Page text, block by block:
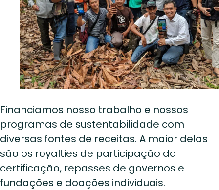
Financiamos nosso trabalho e nossos
programas de sustentabilidade com
diversas fontes de receitas. A maior delas
são os royalties de participação da
certificação, repasses de governos e
fundações e doações individuais.